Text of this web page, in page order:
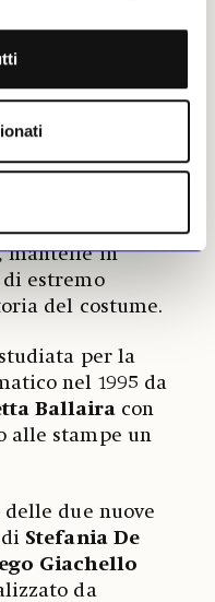
come
fucile da
Mauriziano,
femminili anche
arricchiti da
mantelle in
estremo
del costume.
per la
nel 1995 da
Ballairacon
alle stampe un
due nuove
Stefania De
Giachello
da